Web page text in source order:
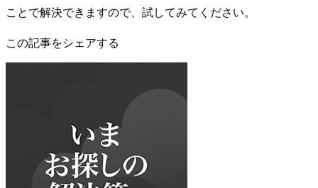
ことで解決できますので、試してみてください。
この記事をシェアする